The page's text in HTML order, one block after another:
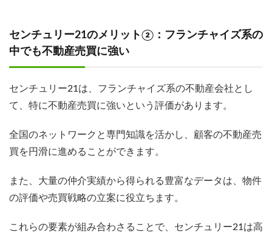
センチュリー21のメリット②：フランチャイズ系の
中でも不動産売買に強い
センチュリー21は、フランチャイズ系の不動産会社とし
て、特に不動産売買に強いという評価があります。
全国のネットワークと専門知識を活かし、顧客の不動産売
買を円滑に進めることができます。
また、大量の仲介実績から得られる豊富なデータは、物件
の評価や売買戦略の立案に役立ちます。
これらの要素が組み合わさることで、センチュリー21は高